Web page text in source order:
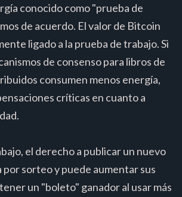
conocido como "prueba de
de acuerdo. El valor de Bitcoin
ligado a la prueba de trabajo. Si
de consenso para libros de
consumen menos energía,
críticas en cuanto a
el derecho a publicar un nuevo
sorteo y puede aumentar sus
un "boleto" ganador al usar más